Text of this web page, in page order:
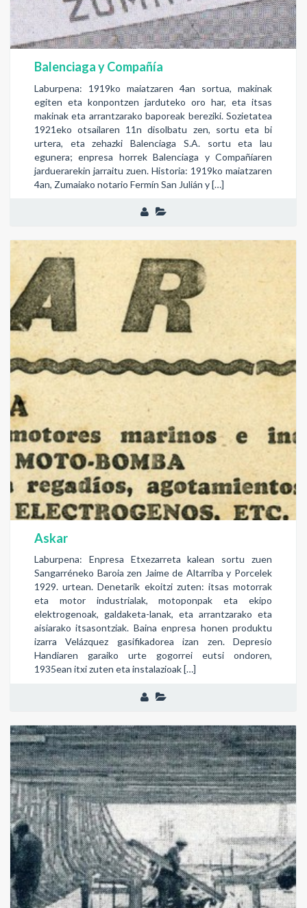
Balenciaga y Compañía
Laburpena: 1919ko maiatzaren 4an sortua, makinak
egiten eta konpontzen jarduteko oro har, eta itsas
makinak eta arrantzarako baporeak bereziki. Sozietatea
1921eko otsailaren 11n disolbatu zen, sortu eta bi
urtera, eta zehazki Balenciaga S.A. sortu eta lau
egunera; enpresa horrek Balenciaga y Compañíaren
jarduerarekin jarraitu zuen. Historia: 1919ko maiatzaren
4an, Zumaiako notario Fermín San Julián y […]
Askar
Laburpena: Enpresa Etxezarreta kalean sortu zuen
Sangarréneko Baroia zen Jaime de Altarriba y Porcelek
1929. urtean. Denetarik ekoitzi zuten: itsas motorrak
eta motor industrialak, motoponpak eta ekipo
elektrogenoak, galdaketa-lanak, eta arrantzarako eta
aisiarako itsasontziak. Baina enpresa honen produktu
izarra Velázquez gasifikadorea izan zen. Depresio
Handiaren garaiko urte gogorrei eutsi ondoren,
1935ean itxi zuten eta instalazioak […]